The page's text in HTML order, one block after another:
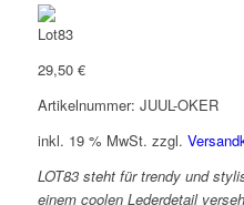
29,50 €
Artikelnummer: JUUL-OKER
inkl. 19 % MwSt. zzgl.
LOT83 steht für trendy und
einem coolen Lederdetail